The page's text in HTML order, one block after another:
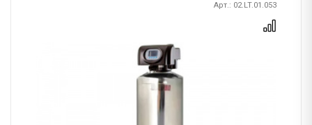
Арт.: 02.LT.01.053